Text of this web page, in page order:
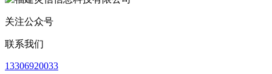
关注公众号
联系我们
13306920033